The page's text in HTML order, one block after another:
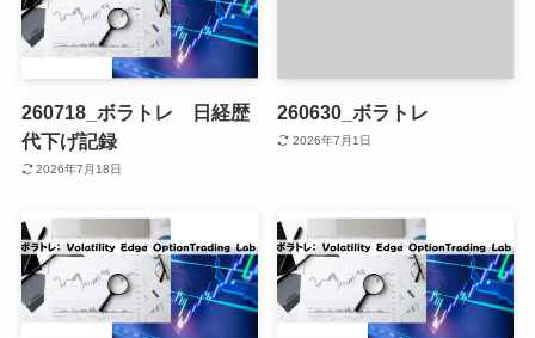
260718_ボラトレ 日経歴
代下げ記録
2026年7月18日
260630_ボラトレ
2026年7月1日